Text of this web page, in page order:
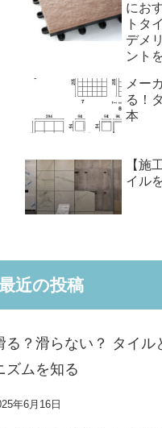
にお
トタ
デメ
ント
メー
る！
本
【施
イル
近の投稿
る？滑らない？ タイル
ズムを知る
年6月16日